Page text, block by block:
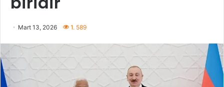
Mart 13, 2026 1. 589